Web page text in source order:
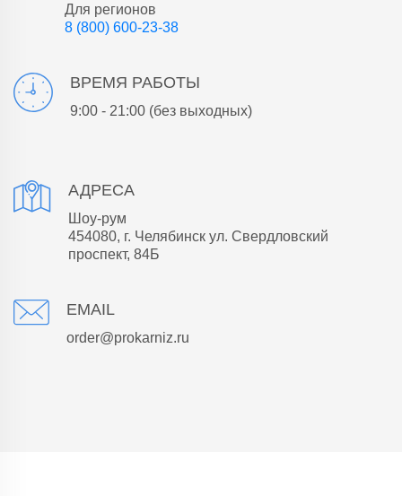
Для регионов
8 (800) 600-23-38
ВРЕМЯ РАБОТЫ
9:00 - 21:00 (без выходных)
АДРЕСА
Шоу-рум
454080, г. Челябинск ул. Свердловский
проспект, 84Б
EMAIL
order@prokarniz.ru